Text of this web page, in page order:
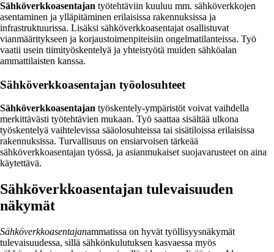
Sähköverkkoasentajan työtehtäviin kuuluu mm. sähköverkkojen
asentaminen ja ylläpitäminen erilaisissa rakennuksissa ja
infrastruktuurissa. Lisäksi sähköverkkoasentajat osallistuvat
vianmääritykseen ja korjaustoimenpiteisiin ongelmatilanteissa. Työ
vaatii usein tiimityöskentelyä ja yhteistyötä muiden sähköalan
ammattilaisten kanssa.
Sähköverkkoasentajan työolosuhteet
Sähköverkkoasentajan työskentely-ympäristöt voivat vaihdella
merkittävästi työtehtävien mukaan. Työ saattaa sisältää ulkona
työskentelyä vaihtelevissa sääolosuhteissa tai sisätiloissa erilaisissa
rakennuksissa. Turvallisuus on ensiarvoisen tärkeää
sähköverkkoasentajan työssä, ja asianmukaiset suojavarusteet on aina
käytettävä.
Sähköverkkoasentajan tulevaisuuden
näkymät
Sähköverkkoasentajanammatissa on hyvät työllisyysnäkymät
tulevaisuudessa, sillä sähkönkulutuksen kasvaessa myös